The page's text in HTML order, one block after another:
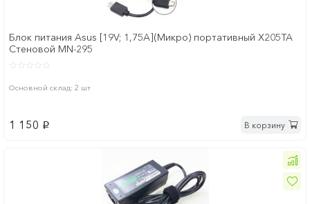
Блок питания Asus [19V; 1,75A](Микро) портативный X205TA
Стеновой MN-295
Основной склад: 2 шт
1 150 p В корзину